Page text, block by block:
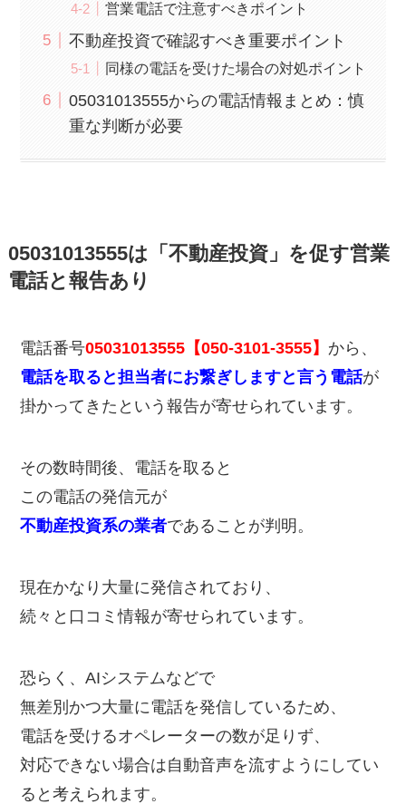
営業電話で注意すべきポイント
不動産投資で確認すべき重要ポイント
同様の電話を受けた場合の対処ポイント
05031013555からの電話情報まとめ：慎
重な判断が必要
05031013555は「不動産投資」を促す営業
電話と報告あり
電話番号05031013555【050-3101-3555】 から、
電話を取ると担当者にお繋ぎしますと言う電話が
掛かってきたという報告が寄せられています。
その数時間後、電話を取ると
この電話の発信元が
不動産投資系の業者であることが判明。
現在かなり大量に発信されており、
続々と口コミ情報が寄せられています。
恐らく、AIシステムなどで
無差別かつ大量に電話を発信しているため、
電話を受けるオペレーターの数が足りず、
対応できない場合は自動音声を流すようにしてい
ると考えられます。